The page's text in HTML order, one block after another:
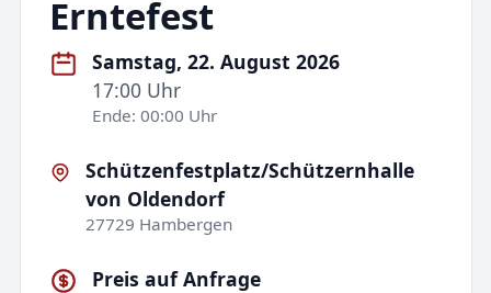
Erntefest
Samstag, 22. August 2026
17:00 Uhr
Ende: 00:00 Uhr
Schützenfestplatz/Schützernhalle
von Oldendorf
27729 Hambergen
Preis auf Anfrage